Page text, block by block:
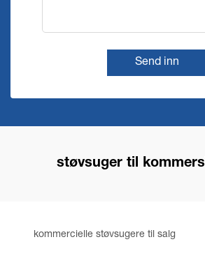
Send inn
støvsuger til
kommercielle støvsugere til salg